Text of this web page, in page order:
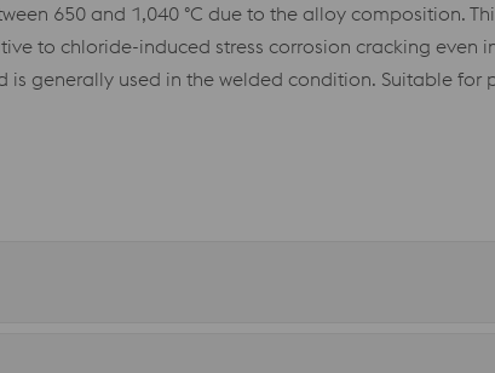
650 and 1,040 °C due to the alloy composition.
to chloride-induced stress corrosion cracking even
generally used in the welded condition. Suitable for